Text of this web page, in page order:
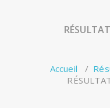
Accueil /